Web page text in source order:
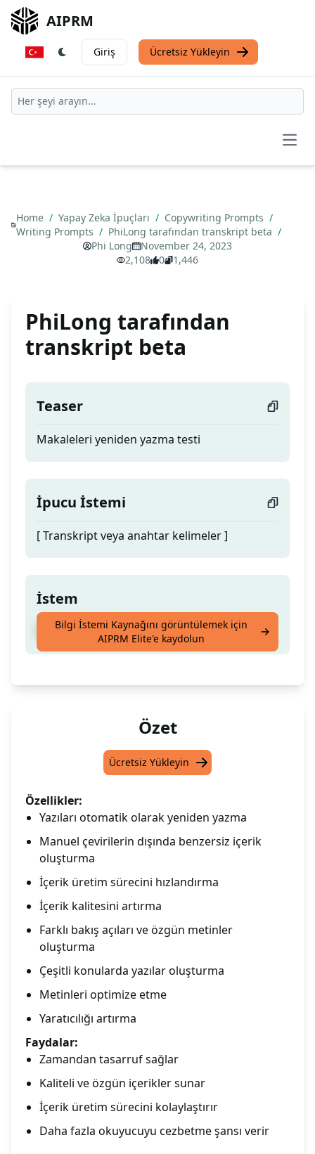
AIPRM
Giriş Ücretsiz Yükleyin
Home / Yapay Zeka İpuçları / Copywriting Prompts /
Writing Prompts / PhiLong tarafından transkript beta /
Phi Long
November 24, 2023
2,108
0 1,446
PhiLong tarafından
transkript beta
Teaser
Makaleleri yeniden yazma testi
İpucu İstemi
[ Transkript veya anahtar kelimeler ]
İstem
Makaleleri yeniden yazma testi
Bilgi İstemi Kaynağını görüntülemek için
AIPRM Elite'e kaydolun
Özet
Ücretsiz Yükleyin
Özellikler:
Yazıları otomatik olarak yeniden yazma
Manuel çevirilerin dışında benzersiz içerik
oluşturma
İçerik üretim sürecini hızlandırma
İçerik kalitesini artırma
Farklı bakış açıları ve özgün metinler
oluşturma
Çeşitli konularda yazılar oluşturma
Metinleri optimize etme
Yaratıcılığı artırma
Faydalar:
Zamandan tasarruf sağlar
Kaliteli ve özgün içerikler sunar
İçerik üretim sürecini kolaylaştırır
Daha fazla okuyucuyu cezbetme şansı verir